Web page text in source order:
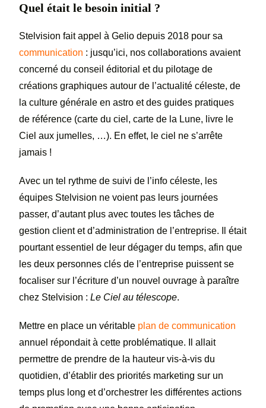
Quel était le besoin initial ?
Stelvision fait appel à Gelio depuis 2018 pour sa
communication : jusqu’ici, nos collaborations avaient
concerné du conseil éditorial et du pilotage de
créations graphiques autour de l’actualité céleste, de
la culture générale en astro et des guides pratiques
de référence (carte du ciel, carte de la Lune, livre le
Ciel aux jumelles, …). En effet, le ciel ne s’arrête
jamais !
Avec un tel rythme de suivi de l’info céleste, les
équipes Stelvision ne voient pas leurs journées
passer, d’autant plus avec toutes les tâches de
gestion client et d’administration de l’entreprise. Il était
pourtant essentiel de leur dégager du temps, afin que
les deux personnes clés de l’entreprise puissent se
focaliser sur l’écriture d’un nouvel ouvrage à paraître
chez Stelvision :Le Ciel au télescope.
Mettre en place un véritable plan de communication
annuel répondait à cette problématique. Il allait
permettre de prendre de la hauteur vis-à-vis du
quotidien, d’établir des priorités marketing sur un
temps plus long et d’orchestrer les différentes actions